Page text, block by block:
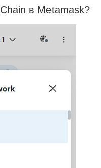
в Metamask?